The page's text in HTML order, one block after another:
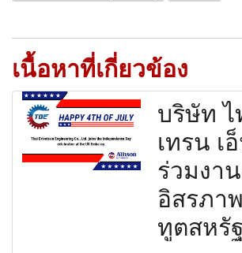
เนื้อหาที่เกี่ยวข้อง
บริษัท
เทรน เ
ร่วมงา
อิสรภา
ทูตสหรั